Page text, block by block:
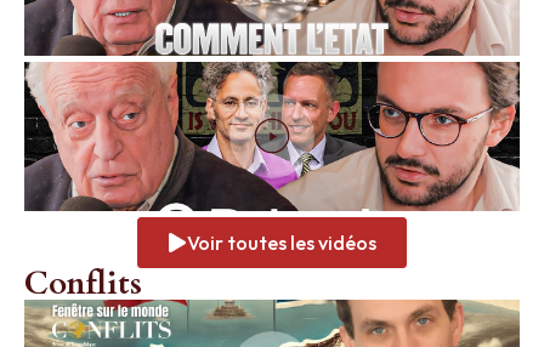
Voir toutes les vidéos
Conflits